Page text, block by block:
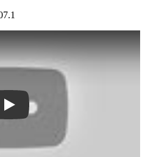
Play: Codesa presentó su ómnibus